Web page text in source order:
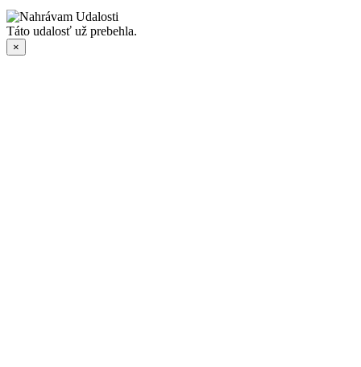
Táto udalosť už prebehla.
×